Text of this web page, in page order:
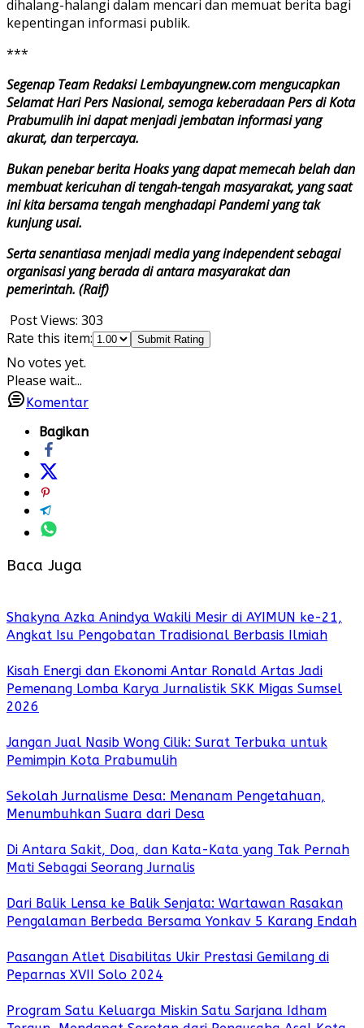
dihalang-halangi dalam mencari dan memuat berita bagi
kepentingan informasi publik.
***
Segenap Team Redaksi Lembayungnew.com mengucapkan
Selamat Hari Pers Nasional, semoga keberadaan Pers di Kota
Prabumulih ini dapat menjadi jembatan informasi yang
akurat, dan terpercaya.
Bukan penebar berita Hoaks yang dapat memecah belah dan
membuat kericuhan di tengah-tengah masyarakat, yang saat
ini kita bersama tengah menghadapi Pandemi yang tak
kunjung usai.
Serta senantiasa menjadi media yang independent sebagai
organisasi yang berada di antara masyarakat dan
pemerintah. (Raif)
Post Views: 303
Rate this item:
Submit Rating
No votes yet.
Please wait...
Komentar
Bagikan
Baca Juga
Shakyna Azka Anindya Wakili Mesir di AYIMUN ke-21,
Angkat Isu Pengobatan Tradisional Berbasis Ilmiah
Kisah Energi dan Ekonomi Antar Ronald Artas Jadi
Pemenang Lomba Karya Jurnalistik SKK Migas Sumsel
2026
Jangan Jual Nasib Wong Cilik: Surat Terbuka untuk
Pemimpin Kota Prabumulih
Sekolah Jurnalisme Desa: Menanam Pengetahuan,
Menumbuhkan Suara dari Desa
Di Antara Sakit, Doa, dan Kata-Kata yang Tak Pernah
Mati Sebagai Seorang Jurnalis
Dari Balik Lensa ke Balik Senjata: Wartawan Rasakan
Pengalaman Berbeda Bersama Yonkav 5 Karang Endah
Pasangan Atlet Disabilitas Ukir Prestasi Gemilang di
Peparnas XVII Solo 2024
Program Satu Keluarga Miskin Satu Sarjana Idham